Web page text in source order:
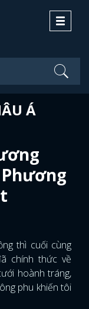
Toggle
Á
thì cuối cùng
chính thức về
hoành tráng,
phu khiến tôi